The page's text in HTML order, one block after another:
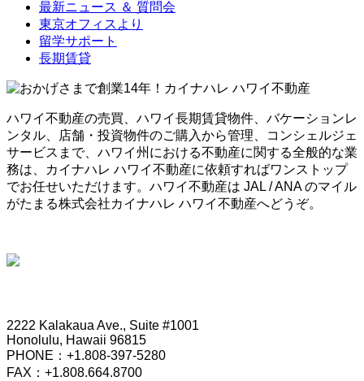
最新ニュース ＆ 質問会
東京オフィスより
留学サポート
長期賃貸
ハワイ不動産の売買、ハワイ長期賃貸物件、バケーションレ
ンタル、店舗・投資物件のご購入から管理、コンシェルジェ
サービスまで、ハワイ州における不動産に関する全般的な業
務は、カイナハレ ハワイ不動産に依頼すればワンストップ
でお任せいただけます。ハワイ不動産は JAL / ANA のマイル
がたまる株式会社カイナハレ ハワイ不動産へどうぞ。
2222 Kalakaua Ave., Suite #1001
Honolulu, Hawaii 96815
PHONE：+1.808-397-5280
FAX：+1.808.664.8700